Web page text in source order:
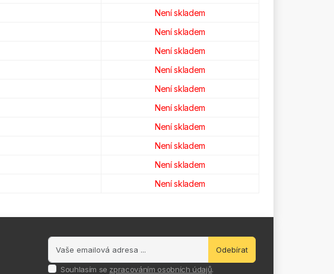
Není skladem
Není skladem
Není skladem
Není skladem
Není skladem
Není skladem
Není skladem
Není skladem
Není skladem
Není skladem
Odebírat
Souhlasím se zpracováním osobních údajů.